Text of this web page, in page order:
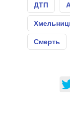
ДТП
Смерть